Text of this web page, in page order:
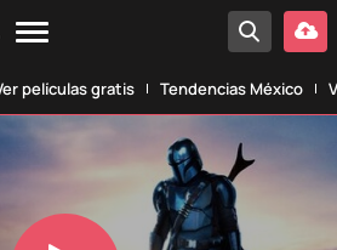
películas gratis Tendencias México